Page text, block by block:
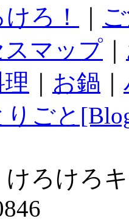
ろ！
マップ
お鍋
ごと
ろけろ